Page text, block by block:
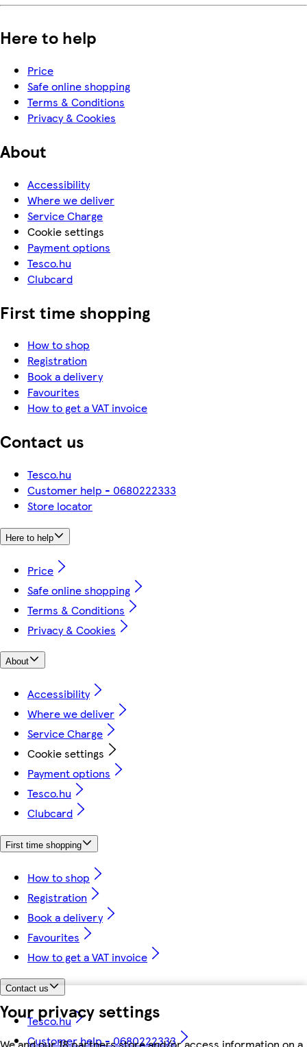
Your privacy settings
We and our 18 partners store and/or access information on a
Here to help
Price
Safe online shopping
Terms & Conditions
Privacy & Cookies
About
Accessibility
Where we deliver
Service Charge
Cookie settings
Payment options
Tesco.hu
Clubcard
First time shopping
How to shop
Registration
Book a delivery
Favourites
How to get a VAT invoice
Contact us
Tesco.hu
Customer help - 0680222333
Store locator
Here to help
Price
Safe online shopping
Terms & Conditions
Privacy & Cookies
About
Accessibility
Where we deliver
Service Charge
Cookie settings
Payment options
Tesco.hu
Clubcard
First time shopping
How to shop
Registration
Book a delivery
Favourites
How to get a VAT invoice
Contact us
Tesco.hu
Customer help - 0680222333